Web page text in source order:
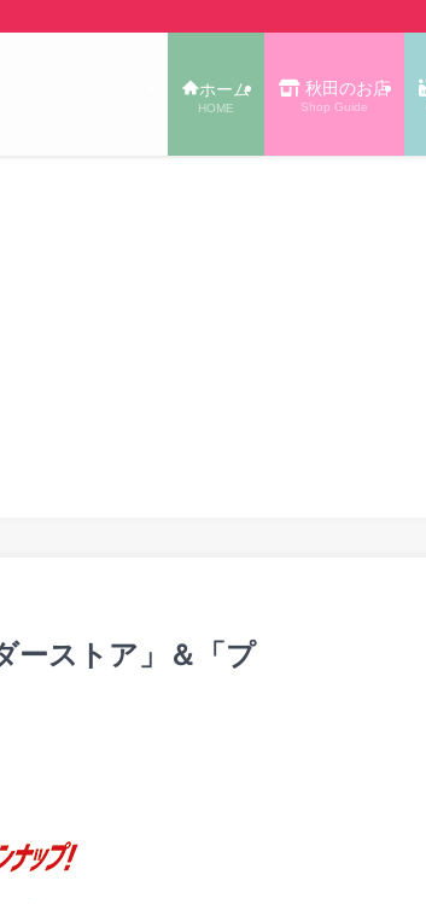
旬の街ネタをご紹介！ | あきた TOWN WALK あっぷる｜秋
ホーム
HOME
秋田のお店
Shop Guide
ーストア」＆「プ